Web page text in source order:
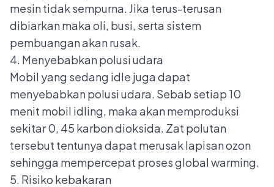
mesin tidak sempurna. Jika terus-terusan
dibiarkan maka oli, busi, serta sistem
pembuangan akan rusak.
4. Menyebabkan polusi udara
Mobil yang sedang idle juga dapat
menyebabkan polusi udara. Sebab setiap 10
menit mobil idling, maka akan memproduksi
sekitar 0, 45 karbon dioksida. Zat polutan
tersebut tentunya dapat merusak lapisan ozon
sehingga mempercepat proses global warming.
5. Risiko kebakaran